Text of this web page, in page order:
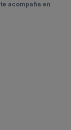
acompaña en